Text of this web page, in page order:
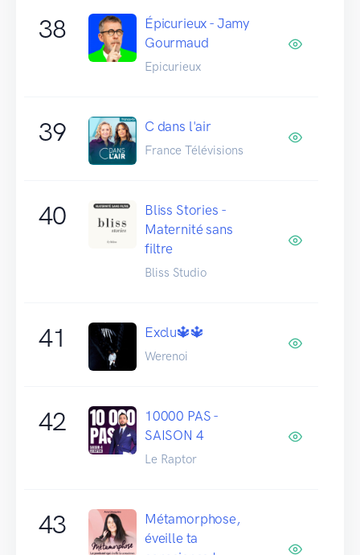
38
Épicurieux - Jamy
Gourmaud
Epicurieux
39 C dans l'air
France Télévisions
40
Bliss Stories -
Maternité sans
filtre
Bliss Studio
41 Exclu🔱🔱
Werenoi
42
10000 PAS -
SAISON 4
Le Raptor
43
Métamorphose,
éveille ta